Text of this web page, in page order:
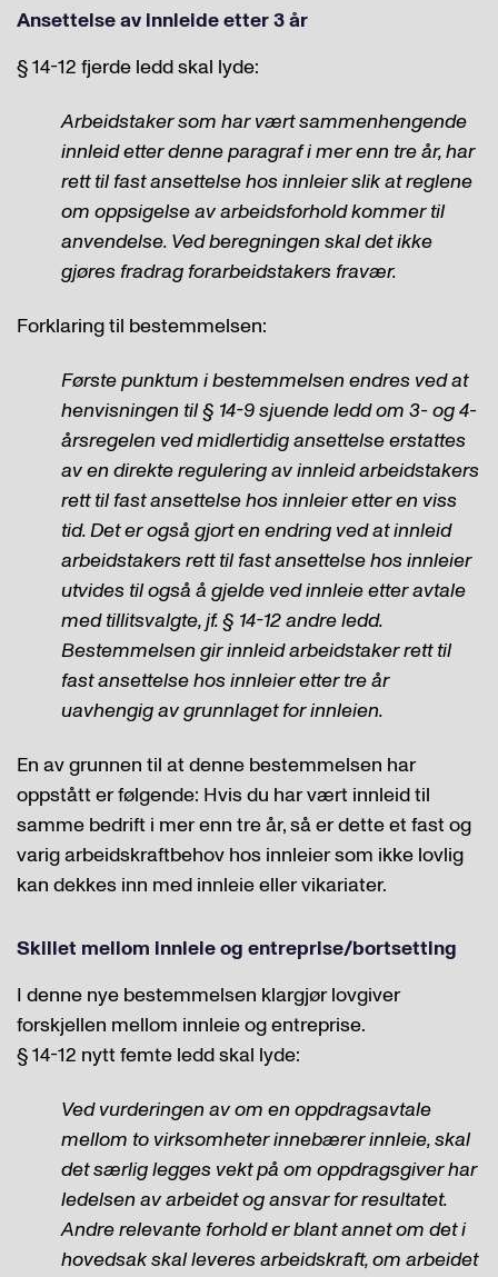
Ansettelse av innleide etter 3 år
§ 14-12 fjerde ledd skal lyde:
Arbeidstaker som har vært sammenhengende
innleid etter denne paragraf i mer enn tre år, har
rett til fast ansettelse hos innleier slik at reglene
om oppsigelse av arbeidsforhold kommer til
anvendelse. Ved beregningen skal det ikke
gjøres fradrag forarbeidstakers fravær.
Forklaring til bestemmelsen:
Første punktum i bestemmelsen endres ved at
henvisningen til § 14-9 sjuende ledd om 3- og 4-
årsregelen ved midlertidig ansettelse erstattes
av en direkte regulering av innleid arbeidstakers
rett til fast ansettelse hos innleier etter en viss
tid. Det er også gjort en endring ved at innleid
arbeidstakers rett til fast ansettelse hos innleier
utvides til også å gjelde ved innleie etter avtale
med tillitsvalgte, jf. § 14-12 andre ledd.
Bestemmelsen gir innleid arbeidstaker rett til
fast ansettelse hos innleier etter tre år
uavhengig av grunnlaget for innleien.
En av grunnen til at denne bestemmelsen har
oppstått er følgende: Hvis du har vært innleid til
samme bedrift i mer enn tre år, så er dette et fast og
varig arbeidskraftbehov hos innleier som ikke lovlig
kan dekkes inn med innleie eller vikariater.
Skillet mellom innleie og entreprise/bortsetting
I denne nye bestemmelsen klargjør lovgiver
forskjellen mellom innleie og entreprise.
§ 14-12 nytt femte ledd skal lyde:
Ved vurderingen av om en oppdragsavtale
mellom to virksomheter innebærer innleie, skal
det særlig legges vekt på om oppdragsgiver har
ledelsen av arbeidet og ansvar for resultatet.
Andre relevante forhold er blant annet om det i
hovedsak skal leveres arbeidskraft, om arbeidet